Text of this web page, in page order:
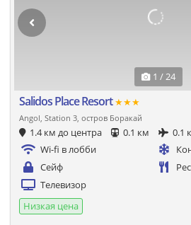
1 / 24
Salidos Place Resort★★★
Angol, Station 3, остров Боракай
1.4 км до центра 0.1 км
0.1
Wi-fi в лобби
Сейф
Телевизор
Низкая цена